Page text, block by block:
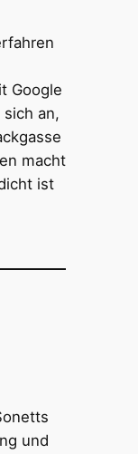
Google
sich an,
macht
ist
und